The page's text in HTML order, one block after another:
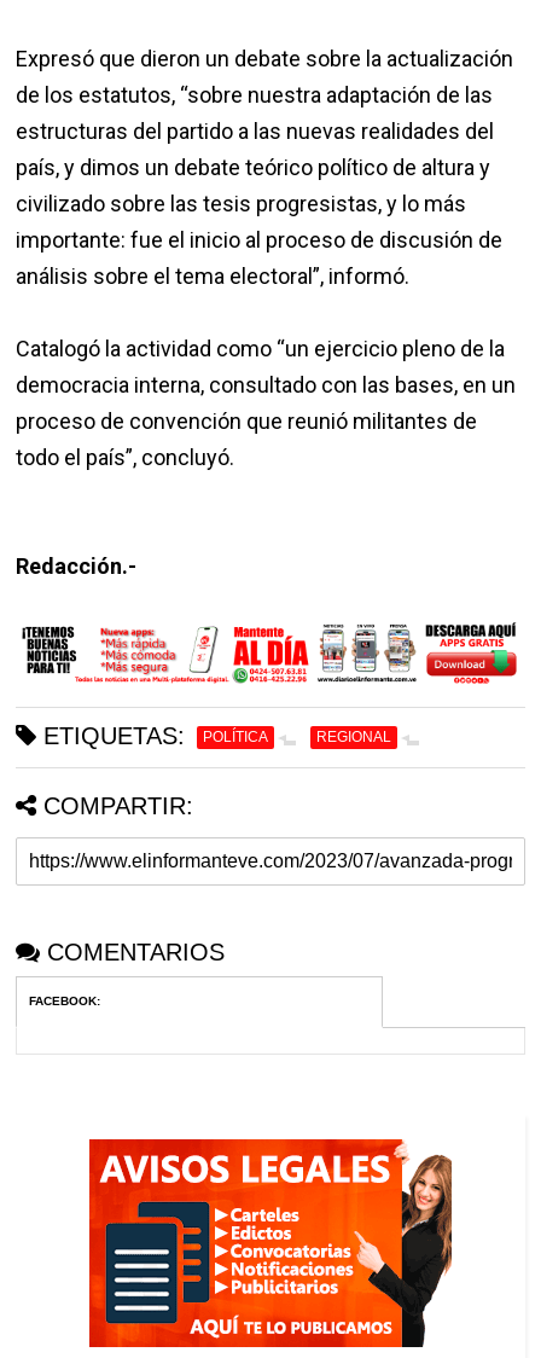
Expresó que dieron un debate sobre la actualización
de los estatutos, “sobre nuestra adaptación de las
estructuras del partido a las nuevas realidades del
país, y dimos un debate teórico político de altura y
civilizado sobre las tesis progresistas, y lo más
importante: fue el inicio al proceso de discusión de
análisis sobre el tema electoral”, informó.
Catalogó la actividad como “un ejercicio pleno de la
democracia interna, consultado con las bases, en un
proceso de convención que reunió militantes de
todo el país”, concluyó.
Redacción.-
ETIQUETAS: POLÍTICA REGIONAL
COMPARTIR:
COMENTARIOS
FACEBOOK: